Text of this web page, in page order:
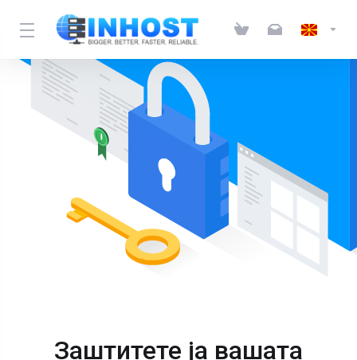
Заштитете ја вашата